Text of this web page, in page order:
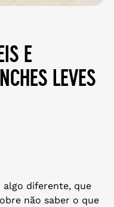
e
leves
algo diferente, que
não saber o que